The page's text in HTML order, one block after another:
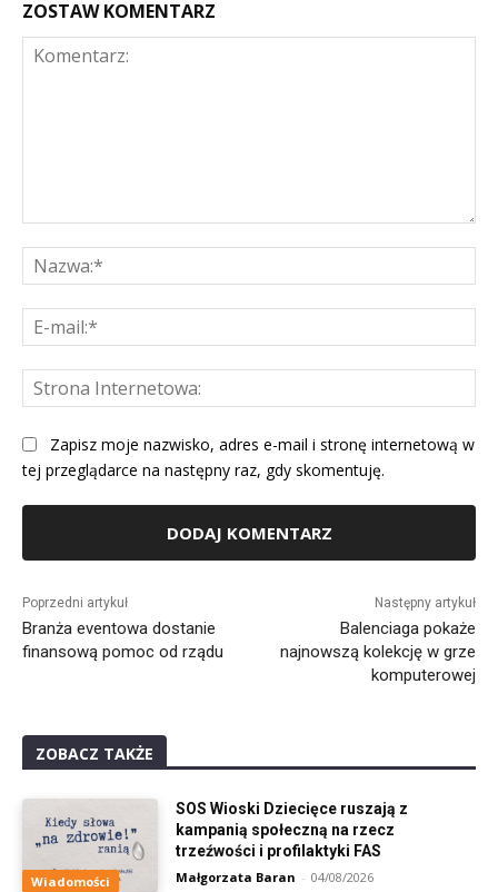
ZOSTAW KOMENTARZ
Zapisz moje nazwisko, adres e-mail i stronę internetową w
tej przeglądarce na następny raz, gdy skomentuję.
Poprzedni artykuł
Branża eventowa dostanie
finansową pomoc od rządu
Następny artykuł
Balenciaga pokaże
najnowszą kolekcję w grze
komputerowej
ZOBACZ TAKŻE
Wiadomości
SOS Wioski Dziecięce ruszają z
kampanią społeczną na rzecz
trzeźwości i profilaktyki FAS
Małgorzata Baran - 04/08/2026